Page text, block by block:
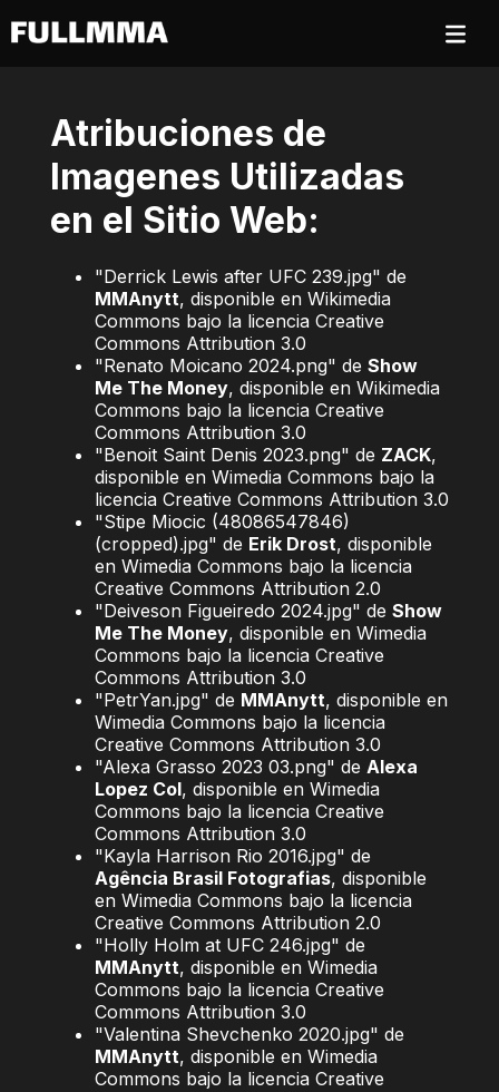
Atribuciones de
Imagenes Utilizadas
en el Sitio Web:
"Derrick Lewis after UFC 239.jpg" de
MMAnytt, disponible en Wikimedia
Commons bajo la licencia Creative
Commons Attribution 3.0
"Renato Moicano 2024.png" de Show
Me The Money, disponible en Wikimedia
Commons bajo la licencia Creative
Commons Attribution 3.0
"Benoit Saint Denis 2023.png" de ZACK,
disponible en Wimedia Commons bajo la
licencia Creative Commons Attribution 3.0
"Stipe Miocic (48086547846)
(cropped).jpg" de Erik Drost, disponible
en Wimedia Commons bajo la licencia
Creative Commons Attribution 2.0
"Deiveson Figueiredo 2024.jpg" de Show
Me The Money, disponible en Wimedia
Commons bajo la licencia Creative
Commons Attribution 3.0
"PetrYan.jpg" de MMAnytt, disponible en
Wimedia Commons bajo la licencia
Creative Commons Attribution 3.0
"Alexa Grasso 2023 03.png" de Alexa
Lopez Col, disponible en Wimedia
Commons bajo la licencia Creative
Commons Attribution 3.0
"Kayla Harrison Rio 2016.jpg" de
Agência Brasil Fotografias, disponible
en Wimedia Commons bajo la licencia
Creative Commons Attribution 2.0
"Holly Holm at UFC 246.jpg" de
MMAnytt, disponible en Wimedia
Commons bajo la licencia Creative
Commons Attribution 3.0
"Valentina Shevchenko 2020.jpg" de
MMAnytt, disponible en Wimedia
Commons bajo la licencia Creative